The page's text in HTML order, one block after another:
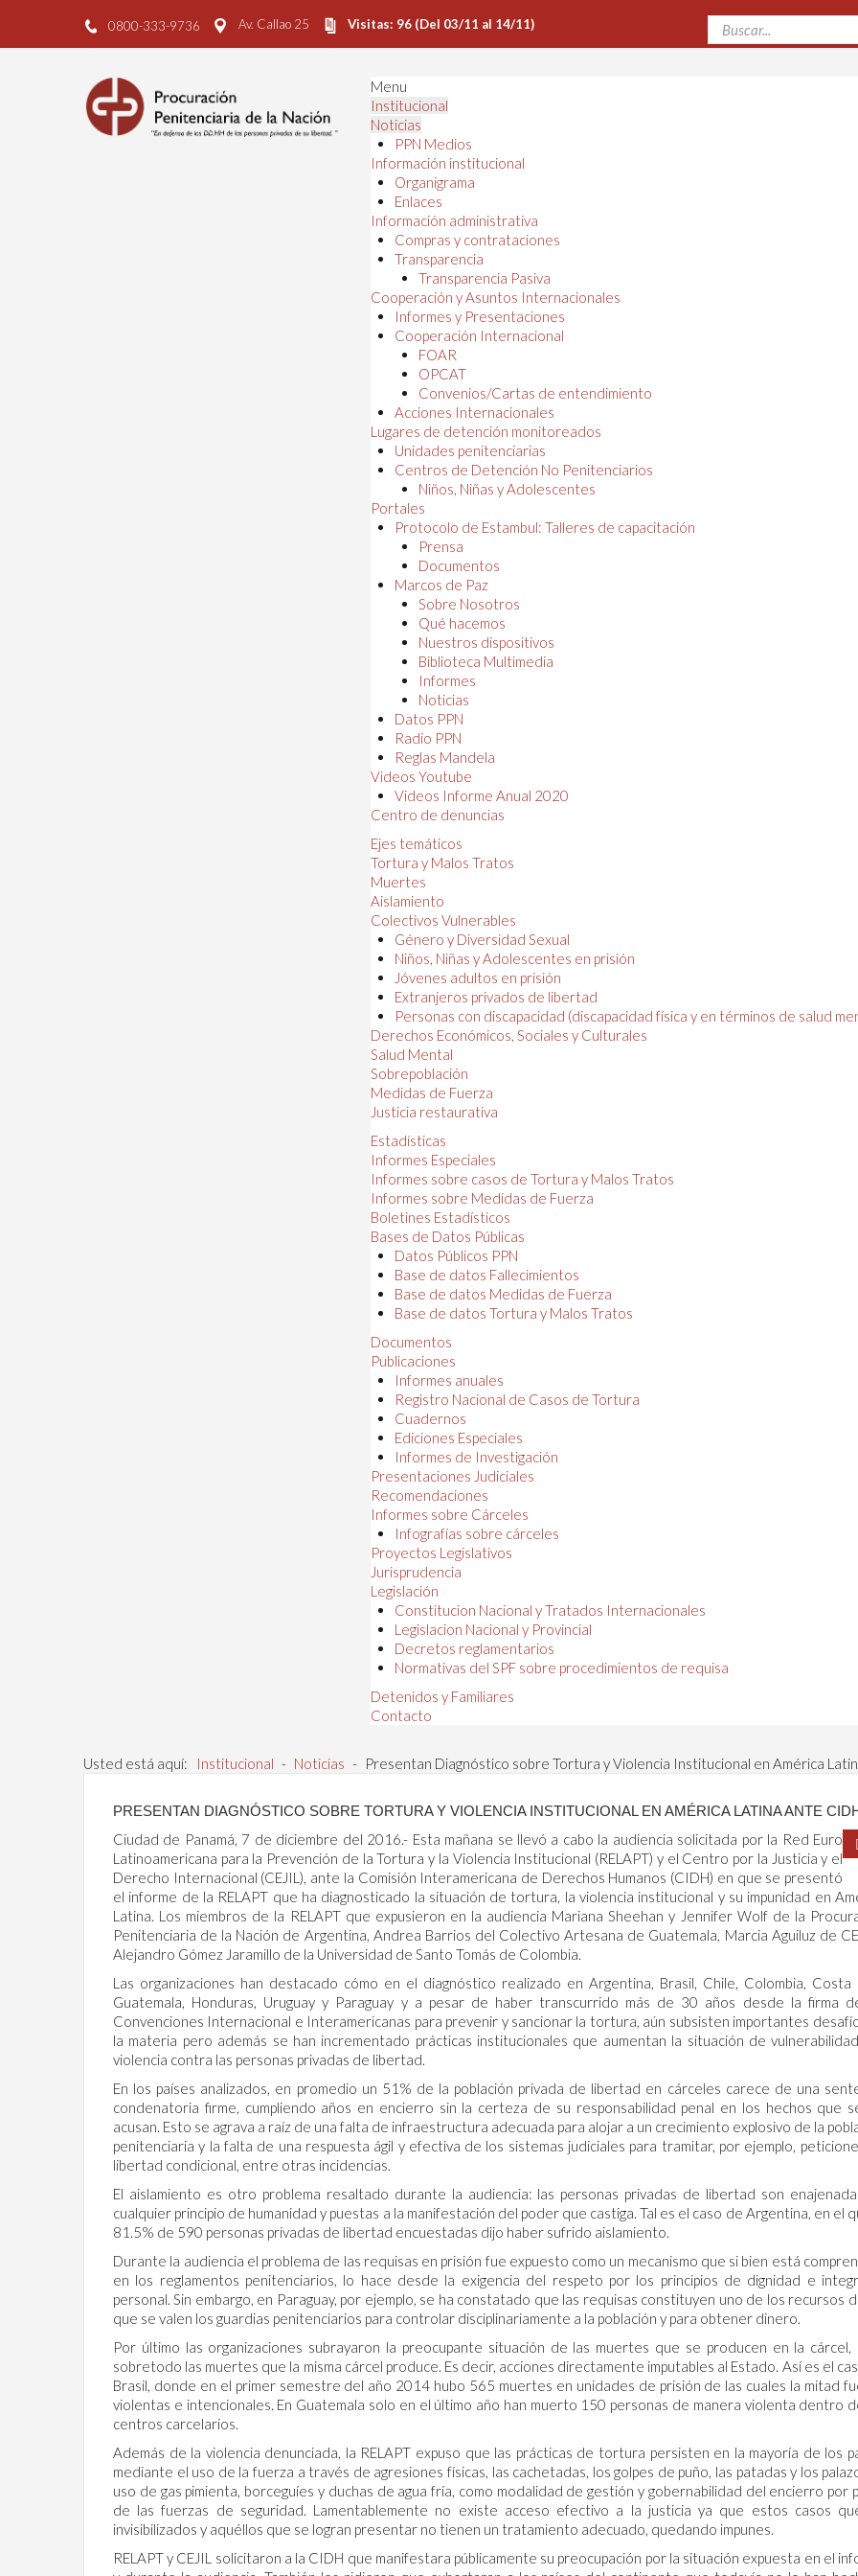
0800-333-9736 Av. Callao 25 Visitas: 96 (Del 03/11 al 14/11)
Menu
Institucional
Noticias
PPN Medios
Información institucional
Organigrama
Enlaces
Información administrativa
Compras y contrataciones
Transparencia
Transparencia Pasiva
Cooperación y Asuntos Internacionales
Informes y Presentaciones
Cooperación Internacional
FOAR
OPCAT
Convenios/Cartas de entendimiento
Acciones Internacionales
Lugares de detención monitoreados
Unidades penitenciarias
Centros de Detención No Penitenciarios
Niños, Niñas y Adolescentes
Portales
Protocolo de Estambul: Talleres de capacitación
Prensa
Documentos
Marcos de Paz
Sobre Nosotros
Qué hacemos
Nuestros dispositivos
Biblioteca Multimedia
Informes
Noticias
Datos PPN
Radio PPN
Reglas Mandela
Videos Youtube
Videos Informe Anual 2020
Centro de denuncias
Ejes temáticos
Tortura y Malos Tratos
Muertes
Aislamiento
Colectivos Vulnerables
Género y Diversidad Sexual
Niños, Niñas y Adolescentes en prisión
Jóvenes adultos en prisión
Extranjeros privados de libertad
Personas con discapacidad (discapacidad física y en términos de salud
Derechos Económicos, Sociales y Culturales
Salud Mental
Sobrepoblación
Medidas de Fuerza
Justicia restaurativa
Estadísticas
Informes Especiales
Informes sobre casos de Tortura y Malos Tratos
Informes sobre Medidas de Fuerza
Boletines Estadísticos
Bases de Datos Públicas
Datos Públicos PPN
Base de datos Fallecimientos
Base de datos Medidas de Fuerza
Base de datos Tortura y Malos Tratos
Documentos
Publicaciones
Informes anuales
Registro Nacional de Casos de Tortura
Cuadernos
Ediciones Especiales
Informes de Investigación
Presentaciones Judiciales
Recomendaciones
Informes sobre Cárceles
Infografías sobre cárceles
Proyectos Legislativos
Jurisprudencia
Legislación
Constitucion Nacional y Tratados Internacionales
Legislacion Nacional y Provincial
Decretos reglamentarios
Normativas del SPF sobre procedimientos de requisa
Detenidos y Familiares
Contacto
Usted está aquí: Institucional - Noticias - Presentan Diagnóstico sobre Tortura y Violencia Institucional en América
PRESENTAN DIAGNÓSTICO SOBRE TORTURA Y VIOLENCIA INSTITUCIONAL EN AMÉRICA LATINA ANTE
Ciudad de Panamá, 7 de diciembre del 2016.- Esta mañana se llevó a cabo la audiencia solicitada por la Red Euro
Latinoamericana para la Prevención de la Tortura y la Violencia Institucional (RELAPT) y el Centro por la Justicia y el
Derecho Internacional (CEJIL), ante la Comisión Interamericana de Derechos Humanos (CIDH) en que se presentó
el informe de la RELAPT que ha diagnosticado la situación de tortura, la violencia institucional y su impunidad en
Latina. Los miembros de la RELAPT que expusieron en la audiencia Mariana Sheehan y Jennifer Wolf de la
Penitenciaria de la Nación de Argentina, Andrea Barrios del Colectivo Artesana de Guatemala, Marcia Aguiluz de
Alejandro Gómez Jaramillo de la Universidad de Santo Tomás de Colombia.
Las organizaciones han destacado cómo en el diagnóstico realizado en Argentina, Brasil, Chile, Colombia, Costa
Guatemala, Honduras, Uruguay y Paraguay y a pesar de haber transcurrido más de 30 años desde la firma
Convenciones Internacional e Interamericanas para prevenir y sancionar la tortura, aún subsisten importantes
la materia pero además se han incrementado prácticas institucionales que aumentan la situación de
violencia contra las personas privadas de libertad.
En los países analizados, en promedio un 51% de la población privada de libertad en cárceles carece de una
condenatoria firme, cumpliendo años en encierro sin la certeza de su responsabilidad penal en los hechos que
acusan. Esto se agrava a raíz de una falta de infraestructura adecuada para alojar a un crecimiento explosivo de la
penitenciaria y la falta de una respuesta ágil y efectiva de los sistemas judiciales para tramitar, por ejemplo,
libertad condicional, entre otras incidencias.
El aislamiento es otro problema resaltado durante la audiencia: las personas privadas de libertad son
cualquier principio de humanidad y puestas a la manifestación del poder que castiga. Tal es el caso de Argentina, en el
81.5% de 590 personas privadas de libertad encuestadas dijo haber sufrido aislamiento.
Durante la audiencia el problema de las requisas en prisión fue expuesto como un mecanismo que si bien está
en los reglamentos penitenciarios, lo hace desde la exigencia del respeto por los principios de dignidad e
personal. Sin embargo, en Paraguay, por ejemplo, se ha constatado que las requisas constituyen uno de los recursos
que se valen los guardias penitenciarios para controlar disciplinariamente a la población y para obtener dinero.
Por último las organizaciones subrayaron la preocupante situación de las muertes que se producen en la cárcel,
sobretodo las muertes que la misma cárcel produce. Es decir, acciones directamente imputables al Estado. Así es el
Brasil, donde en el primer semestre del año 2014 hubo 565 muertes en unidades de prisión de las cuales la mitad
violentas e intencionales. En Guatemala solo en el último año han muerto 150 personas de manera violenta dentro
centros carcelarios.
Además de la violencia denunciada, la RELAPT expuso que las prácticas de tortura persisten en la mayoría de los
mediante el uso de la fuerza a través de agresiones físicas, las cachetadas, los golpes de puño, las patadas y los
uso de gas pimienta, borceguíes y duchas de agua fría, como modalidad de gestión y gobernabilidad del encierro por
de las fuerzas de seguridad. Lamentablemente no existe acceso efectivo a la justicia ya que estos casos
invisibilizados y aquéllos que se logran presentar no tienen un tratamiento adecuado, quedando impunes.
RELAPT y CEJIL solicitaron a la CIDH que manifestara públicamente su preocupación por la situación expuesta en el